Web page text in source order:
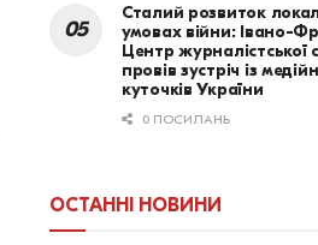
Сталий розвиток
умовах війни: Івано-
Центр журналістської
провів зустріч із
куточків України
0 ПОСИЛАНЬ
ОСТАННІ НОВИНИ